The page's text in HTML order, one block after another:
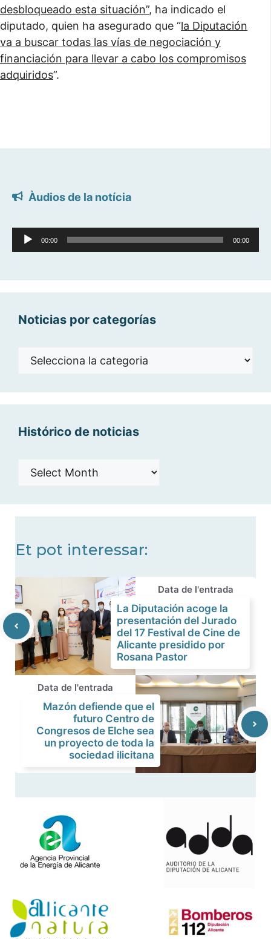
desbloqueado esta situación”, ha indicado el
diputado, quien ha asegurado que “la Diputación
va a buscar todas las vías de negociación y
financiación para llevar a cabo los compromisos
adquiridos”.
Àudios de la notícia
Reproductor
d'àudio
00:00 00:00
Noticias por categorías
Noticias
Histórico de noticias
Histórico
Et pot interessar:
Data de l'entrada
La Diputación acoge la
presentación del Jurado
del 17 Festival de Cine de
Alicante presidido por
Rosana Pastor
Data de l'entrada
Mazón defiende que el
futuro Centro de
Congresos de Elche sea
un proyecto de toda la
sociedad ilicitana